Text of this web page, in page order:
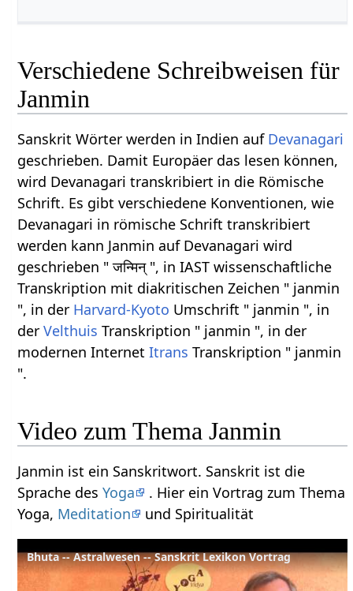
Verschiedene Schreibweisen für
Janmin
Sanskrit Wörter werden in Indien auf Devanagari
geschrieben. Damit Europäer das lesen können,
wird Devanagari transkribiert in die Römische
Schrift. Es gibt verschiedene Konventionen, wie
Devanagari in römische Schrift transkribiert
werden kann Janmin auf Devanagari wird
geschrieben " जन्मिन् ", in IAST wissenschaftliche
Transkription mit diakritischen Zeichen " janmin
", in der Harvard-Kyoto Umschrift " janmin ", in
derVelthuis Transkription " janmin ", in der
modernen InternetItrans Transkription " janmin
".
Video zum Thema Janmin
Janmin ist ein Sanskritwort. Sanskrit ist die
Sprache desYoga
. Hier ein Vortrag zum Thema
Yoga, Meditation und Spiritualität
Bhuta -- Astralwesen -- Sanskrit Lexikon Vortrag